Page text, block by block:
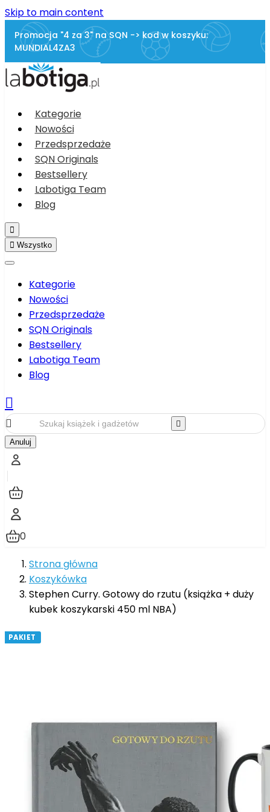
Skip to main content
Promocja "4 za 3" na SQN -> kod w koszyku:
MUNDIAL4ZA3
Kategorie
Nowości
Przedsprzedaże
SQN Originals
Bestsellery
Labotiga Team
Blog

 Wszystko
Kategorie
Nowości
Przedsprzedaże
SQN Originals
Bestsellery
Labotiga Team
Blog



Anuluj
0
Strona główna
Koszykówka
Stephen Curry. Gotowy do rzutu (książka + duży
kubek koszykarski 450 ml NBA)
PAKIET